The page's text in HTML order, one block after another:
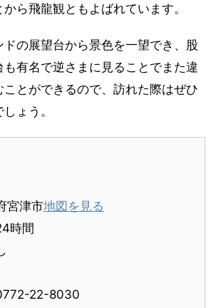
ら飛龍観ともよばれています。
の展望台から景色を一望でき、股
有名で逆さまに見ることでまた違
ことができるので、訪れた際はぜひ
ょう。
宮津市地図を見る
時間
22-8030